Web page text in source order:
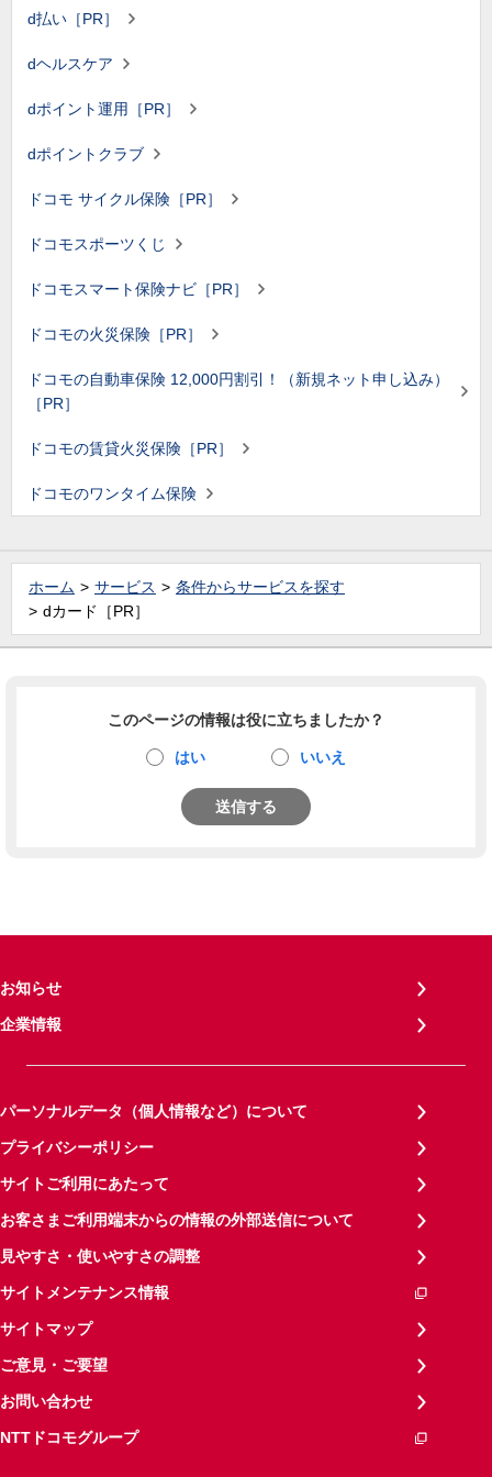
d払い［PR］
dヘルスケア
dポイント運用［PR］
dポイントクラブ
ドコモ サイクル保険［PR］
ドコモスポーツくじ
ドコモスマート保険ナビ［PR］
ドコモの火災保険［PR］
ドコモの自動車保険 12,000円割引！（新規ネット申し込み）
［PR］
ドコモの賃貸火災保険［PR］
ドコモのワンタイム保険
ホーム サービス
条件からサービスを探す
dカード［PR］
このページの情報は役に立ちましたか？
はい いいえ
送信する
お知らせ
企業情報
パーソナルデータ（個人情報など）について
プライバシーポリシー
サイトご利用にあたって
お客さまご利用端末からの情報の外部送信について
見やすさ・使いやすさの調整
サイトメンテナンス情報
サイトマップ
ご意見・ご要望
お問い合わせ
NTTドコモグループ